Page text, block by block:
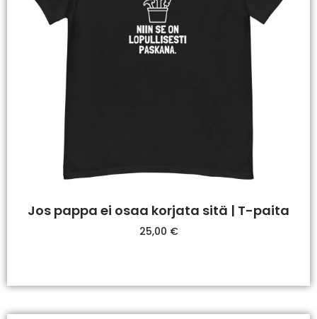
Jos pappa ei osaa korjata sitä | T-paita
25,00 €